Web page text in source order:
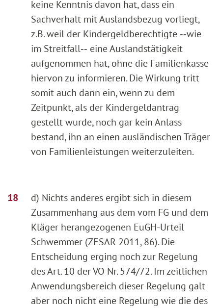
keine Kenntnis davon hat, dass ein
Sachverhalt mit Auslandsbezug vorliegt,
z.B. weil der Kindergeldberechtigte ‑‑wie
im Streitfall‑‑ eine Auslandstätigkeit
aufgenommen hat, ohne die Familienkasse
hiervon zu informieren. Die Wirkung tritt
somit auch dann ein, wenn zu dem
Zeitpunkt, als der Kindergeldantrag
gestellt wurde, noch gar kein Anlass
bestand, ihn an einen ausländischen Träger
von Familienleistungen weiterzuleiten.
d) Nichts anderes ergibt sich in diesem
Zusammenhang aus dem vom FG und dem
Kläger herangezogenen EuGH-Urteil
Schwemmer (ZESAR 2011, 86). Die
Entscheidung erging noch zur Regelung
des Art. 10 der VO Nr. 574/72. Im zeitlichen
Anwendungsbereich dieser Regelung galt
aber noch nicht eine Regelung wie die des